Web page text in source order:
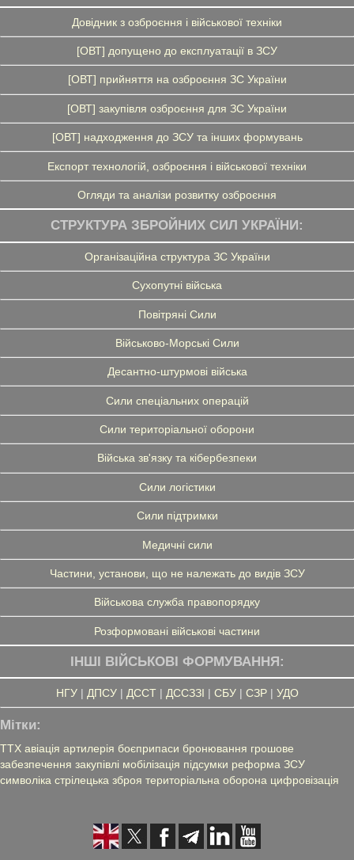
Довідник з озброєння і військової техніки
[ОВТ] допущено до експлуатації в ЗСУ
[ОВТ] прийняття на озброєння ЗС України
[ОВТ] закупівля озброєння для ЗС України
[ОВТ] надходження до ЗСУ та інших формувань
Експорт технологій, озброєння і військової техніки
Огляди та аналізи розвитку озброєння
СТРУКТУРА ЗБРОЙНИХ СИЛ УКРАЇНИ:
Організаційна структура ЗС України
Сухопутні війська
Повітряні Сили
Військово-Морські Сили
Десантно-штурмові війська
Сили спеціальних операцій
Сили територіальної оборони
Війська зв'язку та кібербезпеки
Сили логістики
Сили підтримки
Медичні сили
Частини, установи, що не належать до видів ЗСУ
Військова служба правопорядку
Розформовані військові частини
ІНШІ ВІЙСЬКОВІ ФОРМУВАННЯ:
НГУ| ДПСУ| ДССТ| ДССЗЗІ | СБУ| СЗР| УДО
Мітки:
ТТХ авіація артилерія боєприпаси бронювання грошове
забезпечення закупівлі мобілізація підсумки реформа ЗСУ
символіка стрілецька зброя територіальна оборона цифровізація